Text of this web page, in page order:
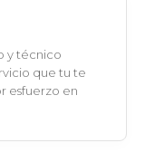
y técnico
que tu te
esfuerzo en